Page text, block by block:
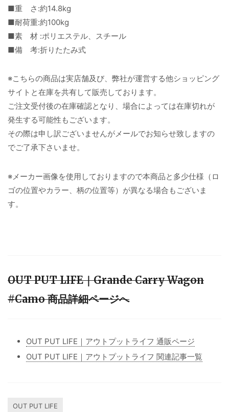
■重 さ:約14.8kg
■耐荷重:約100kg
■素 材 :ポリエステル、スチール
■備 考:折りたたみ式
※こちらの商品は実店舗及び、弊社が運営する他ショッピング
サイトと在庫を共有して販売しております。
ご注文受付後の在庫確認となり、場合によっては在庫切れが
発生する可能性もございます。
その際は申し訳ございませんがメールでお知らせ致しますの
でご了承下さいませ。
※メーカー画像を使用しておりますので本商品と多少仕様（ロ
ゴの位置やカラー、柄の位置等）が異なる場合もございま
す。
OUT PUT LIFE｜Grande Carry Wagon
#Camo 商品詳細ページへ
OUT PUT LIFE｜アウトプットライフ 通販ページ
OUT PUT LIFE｜アウトプットライフ 関連記事一覧
OUT PUT LIFE